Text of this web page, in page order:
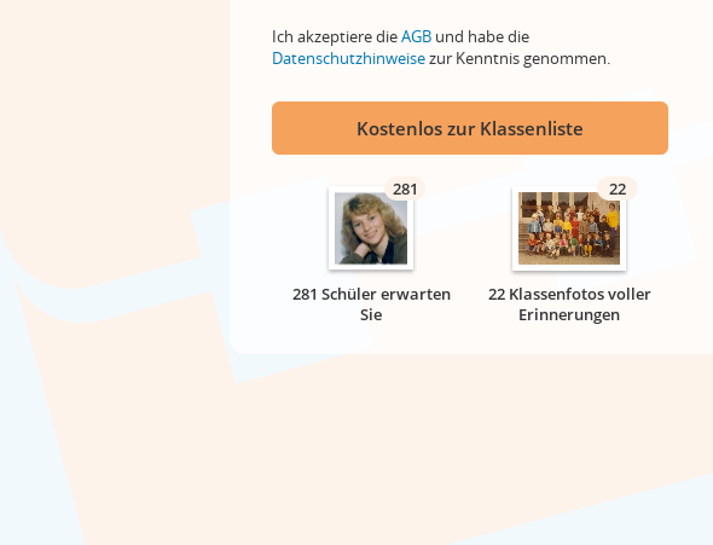
Ich akzeptiere dieAGB und habe die
Datenschutzhinweisezur Kenntnis genommen.
Kostenlos zur Klassenliste
281
281 Schüler erwarten
Sie
22
22 Klassenfotos voller
Erinnerungen